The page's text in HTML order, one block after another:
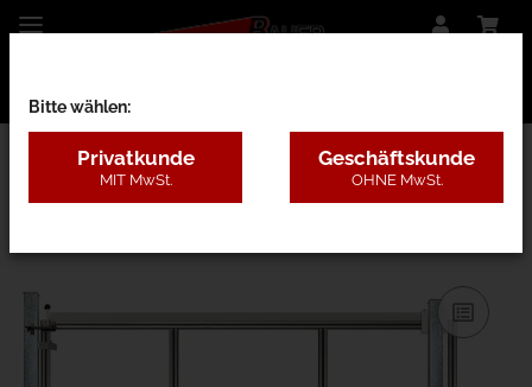
29BAC - nur Rahmen
Bitte wählen:
Privatkunde
MIT MwSt.
Geschäftskunde
OHNE MwSt.